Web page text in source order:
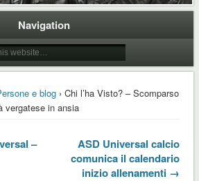
Navigation
e blog› Chi l’ha Visto? – Scomparso
vergatese in ansia
–
ASD Universal calcio
comunica il calendario
inizio allenamenti →